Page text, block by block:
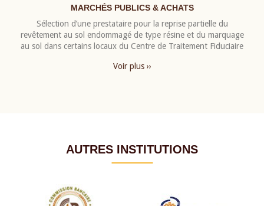
MARCHÉS PUBLICS & ACHATS
Sélection d’une prestataire pour la reprise partielle du
revêtement au sol endommagé de type résine et du marquage
au sol dans certains locaux du Centre de Traitement Fiduciaire
Voir plus ››
AUTRES INSTITUTIONS